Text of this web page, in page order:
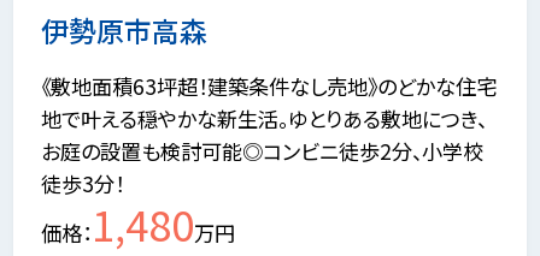
伊勢原市高森
《敷地面積63坪超！建築条件なし売地》のどかな住宅
地で叶える穏やかな新生活。ゆとりある敷地につき、
お庭の設置も検討可能◎コンビニ徒歩2分、小学校
徒歩3分！
価格 1,480万円